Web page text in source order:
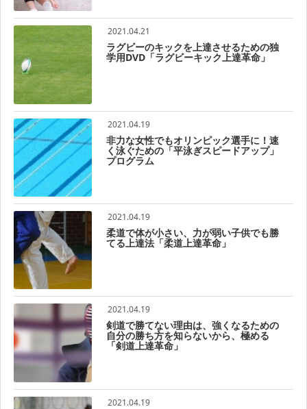
2021.04.21
ラグビーのキックを上達させるための独
学用DVD「ラグビーキック上達革命」
2021.04.19
非力な女性でもオリンピック選手に！速
く泳ぐための「平泳ぎスピードアップ」
プログラム
2021.04.19
柔道で体が小さい、力が弱い子供でも勝
てる上達法「柔道上達革命」
2021.04.19
剣道で勝てない理由は、強くなるための
自分の勝ち方を知らないから、極める
「剣道上達革命」
2021.04.19